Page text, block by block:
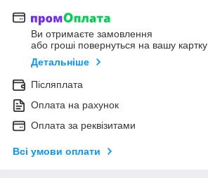
Ви отримаєте замовлення
або гроші повернуться на вашу картку
Детальніше
Післяплата
Оплата на рахунок
Оплата за реквізитами
Всі умови оплати